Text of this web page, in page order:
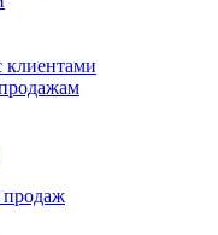
клиентами
продаж